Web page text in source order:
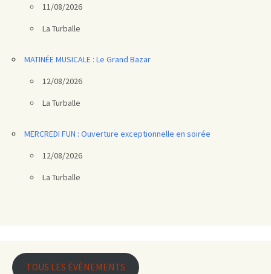
11/08/2026
La Turballe
MATINÉE MUSICALE : Le Grand Bazar
12/08/2026
La Turballe
MERCREDI FUN : Ouverture exceptionnelle en soirée
12/08/2026
La Turballe
TOUS LES ÉVÈNEMENTS